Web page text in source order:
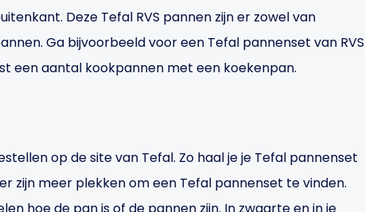
Deze Tefal RVS pannen zijn er zowel van
Ga bijvoorbeeld voor een Tefal pannenset van RVS
een aantal kookpannen met een koekenpan.
op de site van Tefal. Zo haal je je Tefal pannenset
zijn meer plekken om een Tefal pannenset te vinden.